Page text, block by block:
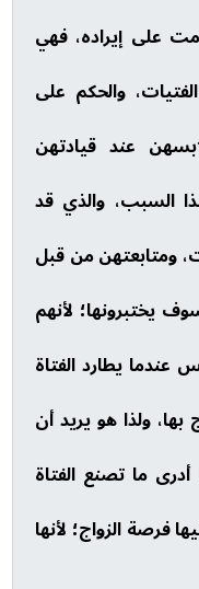
على إيراده، فهي
والحكم على
عند قيادتهن
السبب، والذي قد
ومتابعتهن من قبل
يختبرونها؛ لأنهم
يطارد الفتاة
ولذا هو يريد أن
ما تصنع الفتاة
فرصة الزواج؛ لأنها